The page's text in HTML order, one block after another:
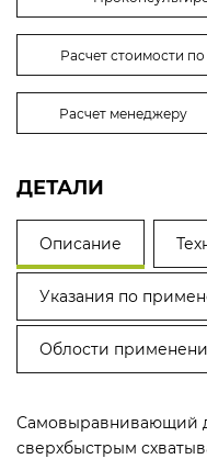
Расчет стоимости
Расчет менеджеру
ДЕТАЛИ
Описание
Указания по
Облости
Самовыравнивающий
сверхбыстрым